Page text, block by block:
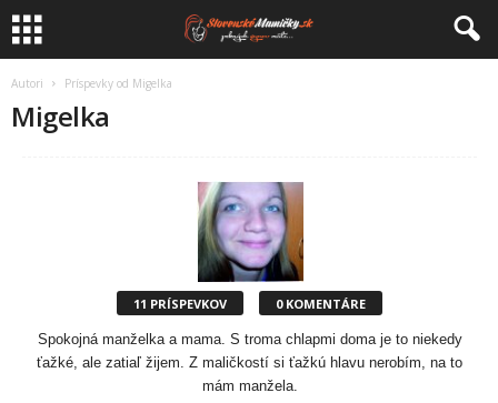
Autori Príspevky od Migelka
Migelka
11 PRÍSPEVKOV 0 KOMENTÁRE
Spokojná manželka a mama. S troma chlapmi doma je to niekedy
ťažké, ale zatiaľ žijem. Z maličkostí si ťažkú hlavu nerobím, na to
mám manžela.